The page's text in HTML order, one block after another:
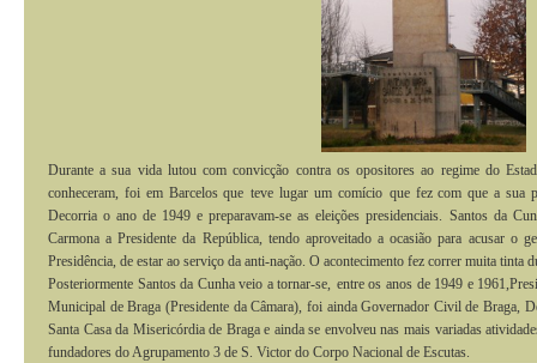
Durante a sua vida lutou com convicção contra os opositores ao regime do
conheceram, foi em Barcelos que teve lugar um comício que fez com que a sua
Decorria o ano de 1949 e preparavam-se as eleições presidenciais. Santos da
Carmona a Presidente da República, tendo aproveitado a ocasião para acusar o
Presidência, de estar ao serviço da anti-nação. O acontecimento fez correr muita tinta
Posteriormente Santos da Cunha veio a tornar-se, entre os anos de 1949 e 1961,
Municipal de Braga (Presidente da Câmara), foi ainda Governador Civil de Braga,
Santa Casa da Misericórdia de Braga e ainda se envolveu nas mais variadas
fundadores do Agrupamento 3 de S. Victor do Corpo Nacional de Escutas.